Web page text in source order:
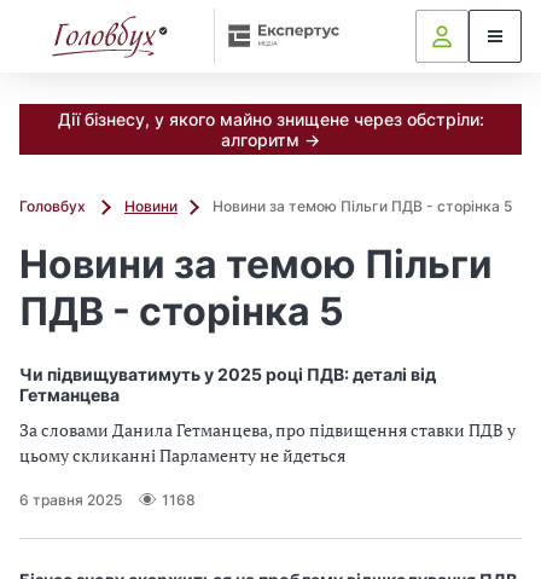
Дії бізнесу, у якого майно знищене через обстріли:
алгоритм →
Головбух Новини Новини за темою Пільги ПДВ - сторінка 5
Новини за темою Пільги
ПДВ - сторінка 5
Чи підвищуватимуть у 2025 році ПДВ: деталі від
Гетманцева
За словами Данила Гетманцева, про підвищення ставки ПДВ у
цьому скликанні Парламенту не йдеться
6 травня 2025 1168